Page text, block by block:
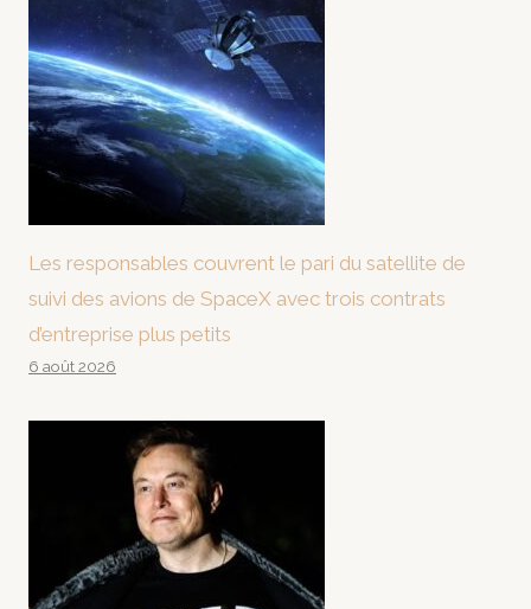
Les responsables couvrent le pari du satellite de
suivi des avions de SpaceX avec trois contrats
d’entreprise plus petits
6 août 2026